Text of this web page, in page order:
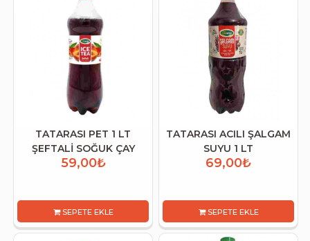
TATARASI PET 1 LT
ŞEFTALİ SOĞUK ÇAY
59,00₺
SEPETE EKLE
TATARASI ACILI ŞALGAM
SUYU 1 LT
69,00₺
SEPETE EKLE